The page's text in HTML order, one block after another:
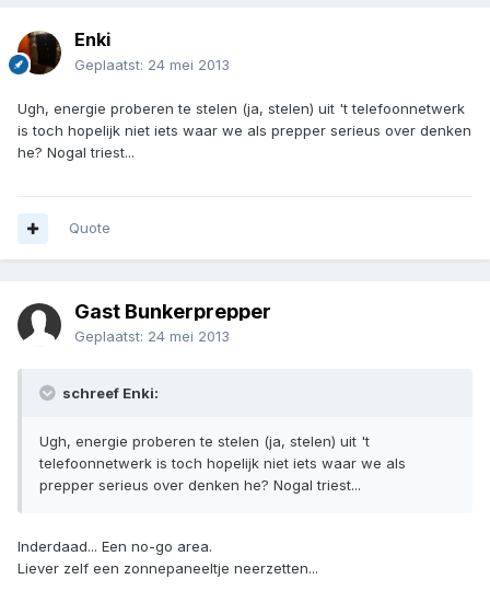
Enki
Geplaatst: 24 mei 2013
Ugh, energie proberen te stelen (ja, stelen) uit 't telefoonnetwerk
is toch hopelijk niet iets waar we als prepper serieus over denken
he? Nogal triest...
Quote
Gast Bunkerprepper
Geplaatst: 24 mei 2013
schreef Enki:
Ugh, energie proberen te stelen (ja, stelen) uit 't
telefoonnetwerk is toch hopelijk niet iets waar we als
prepper serieus over denken he? Nogal triest...
Inderdaad... Een no-go area.
Liever zelf een zonnepaneeltje neerzetten...